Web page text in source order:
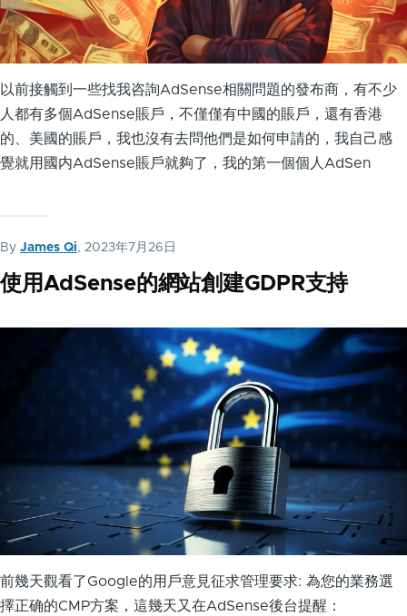
以前接觸到一些找我咨詢AdSense相關問題的發布商，有不少
人都有多個AdSense賬戶，不僅僅有中國的賬戶，還有香港
的、美國的賬戶，我也沒有去問他們是如何申請的，我自己感
覺就用國内AdSense賬戶就夠了，我的第一個個人AdSen
By James Qi, 2023年7月26日
使用AdSense的網站創建GDPR支持
前幾天觀看了Google的用戶意見征求管理要求: 為您的業務選
擇正确的CMP方案，這幾天又在AdSense後台提醒：